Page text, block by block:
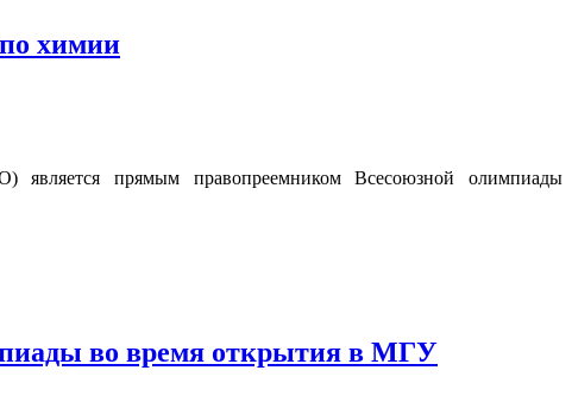
химии
прямым правопреемником Всесоюзной олимпиады
во время открытия в МГУ